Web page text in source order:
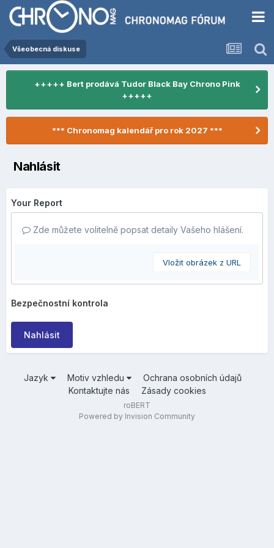
Všeobecná diskuse
+++++ Bert prodává Tudor Black Bay Chrono Pink
+++++
*** Chronomag kalendář pro rok 2027 ***
Nahlásit
Your Report
Zde můžete volitelně popsat detaily Vašeho hlášení.
Vložit obrázek z URL
Bezpečnostní kontrola
Nahlásit
Jazyk Motiv vzhledu
Ochrana osobních údajů
Kontaktujte nás
Zásady cookies
roBERT
Powered by Invision Community